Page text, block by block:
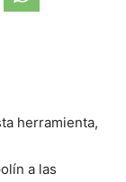
herramienta,
a las